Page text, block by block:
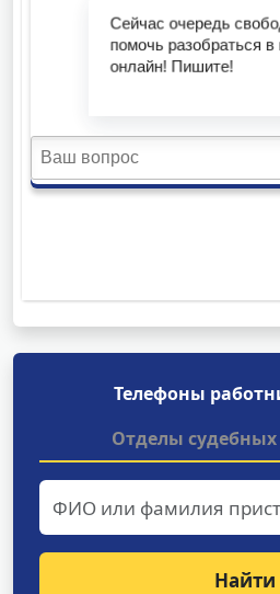
Телефоны
Отделы судебных
Найти